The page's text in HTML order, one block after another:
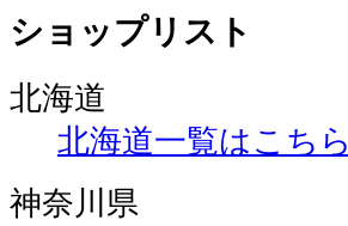
ショップリスト
北海道
北海道一覧はこちら
神奈川県